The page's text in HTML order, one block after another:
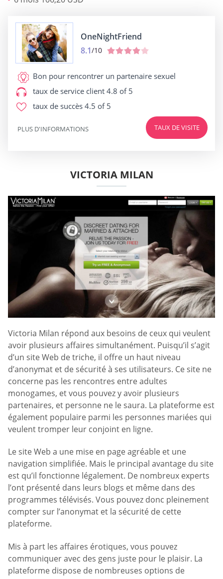
OneNightFriend
8.1/10
Bon pour rencontrer un partenaire sexuel
taux de service client 4.8 of 5
taux de succès 4.5 of 5
TAUX DE VISITE
PLUS D'INFORMATIONS
VICTORIA MILAN
Victoria Milan répond aux besoins de ceux qui veulent
avoir plusieurs affaires simultanément. Puisqu’il s’agit
d’un site Web de triche, il offre un haut niveau
d’anonymat et de sécurité à ses utilisateurs. Ce site ne
concerne pas les rencontres entre adultes
monogames, et vous pouvez y avoir plusieurs
partenaires, et personne ne le saura. La plateforme est
également populaire parmi les personnes mariées qui
veulent tromper leur conjoint en ligne.
Le site Web a une mise en page agréable et une
navigation simplifiée. Mais le principal avantage du site
est qu’il fonctionne légalement. De nombreux experts
l’ont présenté dans leurs blogs et même dans des
programmes télévisés. Vous pouvez donc pleinement
compter sur l’anonymat et la sécurité de cette
plateforme.
Mis à part les affaires érotiques, vous pouvez
communiquer avec des gens juste pour le plaisir. La
plateforme dispose de nombreuses options de